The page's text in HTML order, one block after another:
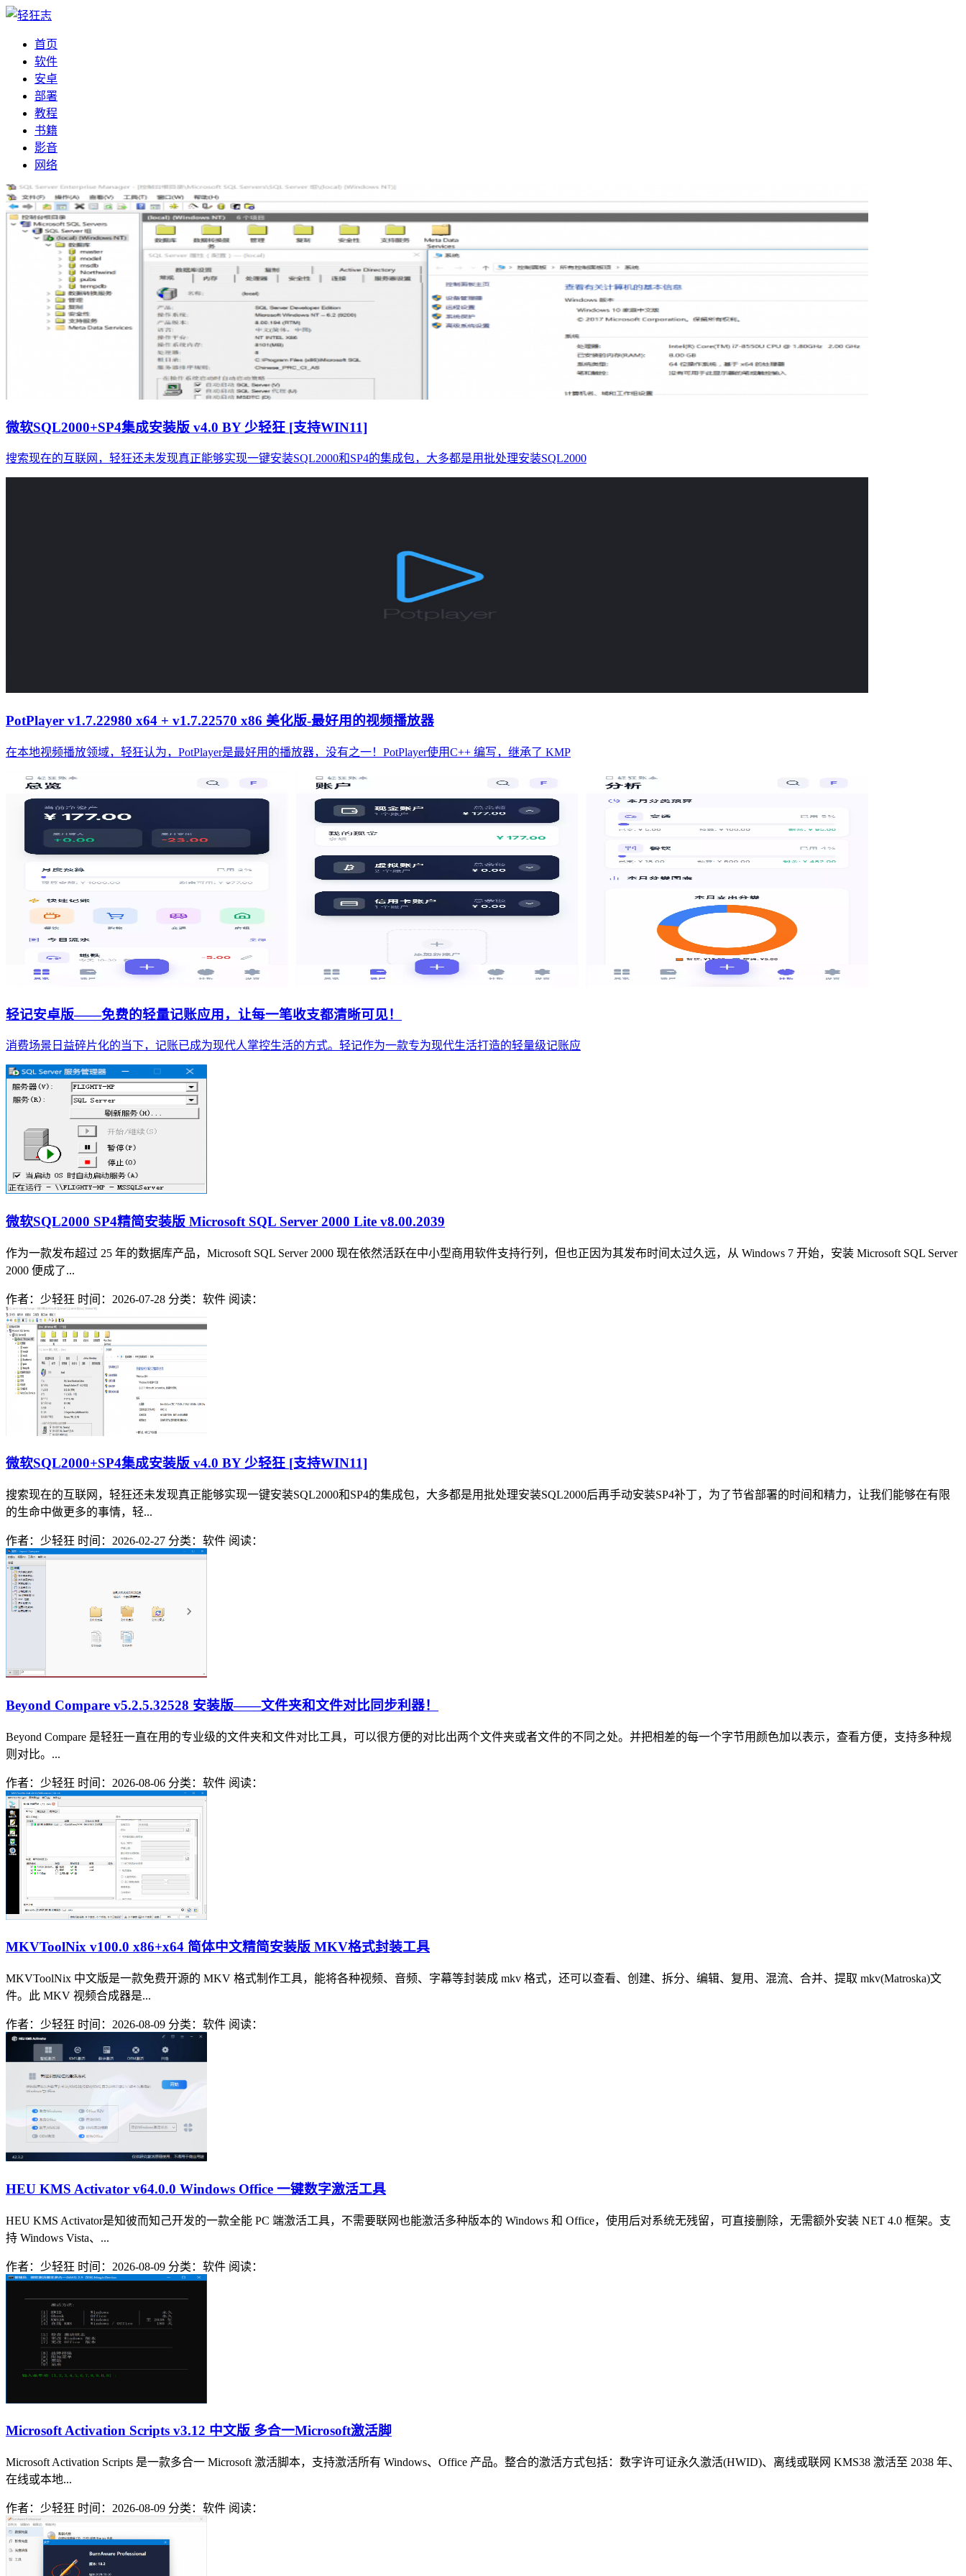
首页
软件
安卓
部署
教程
书籍
影音
网络
微软SQL2000+SP4集成安装版 v4.0 BY 少轻狂 [支持WIN11]
搜索现在的互联网，轻狂还未发现真正能够实现一键安装SQL2000和SP4的集成包，大多都是用批处理安装SQL2000
PotPlayer v1.7.22980 x64 + v1.7.22570 x86 美化版-最好用的视频播放器
在本地视频播放领域，轻狂认为，PotPlayer是最好用的播放器，没有之一！PotPlayer使用C++ 编写，继承了 KMP
轻记安卓版——免费的轻量记账应用，让每一笔收支都清晰可见！
消费场景日益碎片化的当下，记账已成为现代人掌控生活的方式。轻记作为一款专为现代生活打造的轻量级记账应
微软SQL2000 SP4精简安装版 Microsoft SQL Server 2000 Lite v8.00.2039
作为一款发布超过 25 年的数据库产品，Microsoft SQL Server 2000 现在依然活跃在中小型商用软件支持行列，但也正因为其发布时间太过久远，从 Windows 7 开始，安装 Microsoft SQL Server
2000 便成了...
作者：少轻狂 时间：2026-07-28 分类：软件 阅读：
微软SQL2000+SP4集成安装版 v4.0 BY 少轻狂 [支持WIN11]
搜索现在的互联网，轻狂还未发现真正能够实现一键安装SQL2000和SP4的集成包，大多都是用批处理安装SQL2000后再手动安装SP4补丁，为了节省部署的时间和精力，让我们能够在有限
的生命中做更多的事情，轻...
作者：少轻狂 时间：2026-02-27 分类：软件 阅读：
Beyond Compare v5.2.5.32528 安装版——文件夹和文件对比同步利器！
Beyond Compare 是轻狂一直在用的专业级的文件夹和文件对比工具，可以很方便的对比出两个文件夹或者文件的不同之处。并把相差的每一个字节用颜色加以表示，查看方便，支持多种规
则对比。...
作者：少轻狂 时间：2026-08-06 分类：软件 阅读：
MKVToolNix v100.0 x86+x64 简体中文精简安装版 MKV格式封装工具
MKVToolNix 中文版是一款免费开源的 MKV 格式制作工具，能将各种视频、音频、字幕等封装成 mkv 格式，还可以查看、创建、拆分、编辑、复用、混流、合并、提取 mkv(Matroska)文
件。此 MKV 视频合成器是...
作者：少轻狂 时间：2026-08-09 分类：软件 阅读：
HEU KMS Activator v64.0.0 Windows Office 一键数字激活工具
HEU KMS Activator是知彼而知己开发的一款全能 PC 端激活工具，不需要联网也能激活多种版本的 Windows 和 Office，使用后对系统无残留，可直接删除，无需额外安装 NET 4.0 框架。支
持 Windows Vista、...
作者：少轻狂 时间：2026-08-09 分类：软件 阅读：
Microsoft Activation Scripts v3.12 中文版 多合一Microsoft激活脚
Microsoft Activation Scripts 是一款多合一 Microsoft 激活脚本，支持激活所有 Windows、Office 产品。整合的激活方式包括：数字许可证永久激活(HWID)、离线或联网 KMS38 激活至 2038 年、
在线或本地...
作者：少轻狂 时间：2026-08-09 分类：软件 阅读：